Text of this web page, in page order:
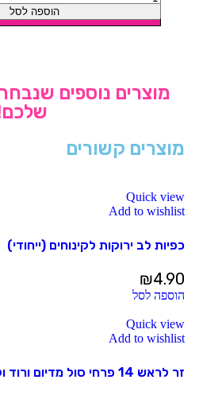
הוספה לסל
מוצרים נוספים
מוצרים קשורים
Quick view
Add to wishlist
כפיות לב ירוקות לקינוחים (ייחודי)
₪4.90
הוספה לסל
Quick view
Add to wishlist
זר לראש 14 פרחי סול מדיום ורוד ולבן עם טול